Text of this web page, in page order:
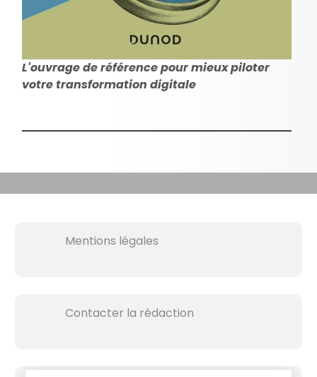
L'ouvrage de référence pour mieux piloter
votre transformation digitale
Mentions légales
Contacter la rédaction